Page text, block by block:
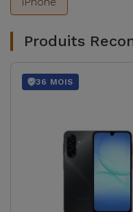
Produits
36 MOIS